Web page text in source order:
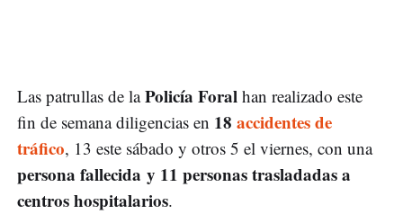
Las patrullas de laPolicía Foral han realizado este
fin de semana diligencias en 18 accidentes de
tráfico, 13 este sábado y otros 5 el viernes, con una
persona fallecida y 11 personas trasladadas a
centros hospitalarios.